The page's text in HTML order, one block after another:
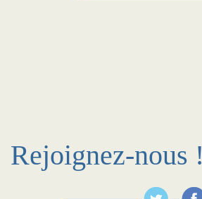
Rejoignez-nous !